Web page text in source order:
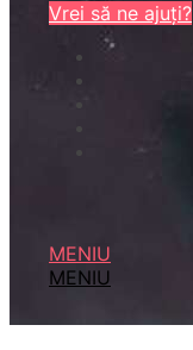
Vrei să ne ajuți?
MENIU
MENIU